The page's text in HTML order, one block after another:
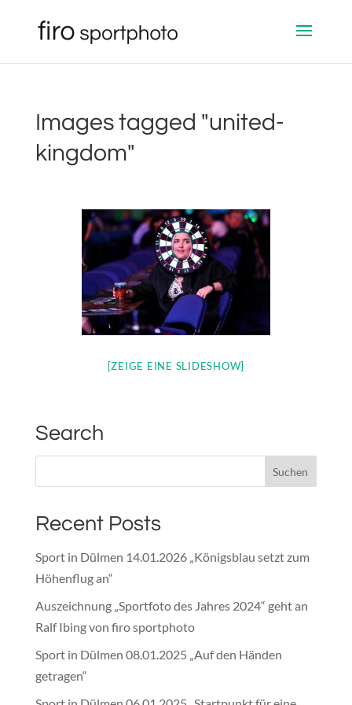
Images tagged "united-
kingdom"
[ZEIGE EINE SLIDESHOW]
Search
Recent Posts
Sport in Dülmen 14.01.2026 „Königsblau setzt zum
Höhenflug an“
Auszeichnung „Sportfoto des Jahres 2024“ geht an
Ralf Ibing von firo sportphoto
Sport in Dülmen 08.01.2025 „Auf den Händen
getragen“